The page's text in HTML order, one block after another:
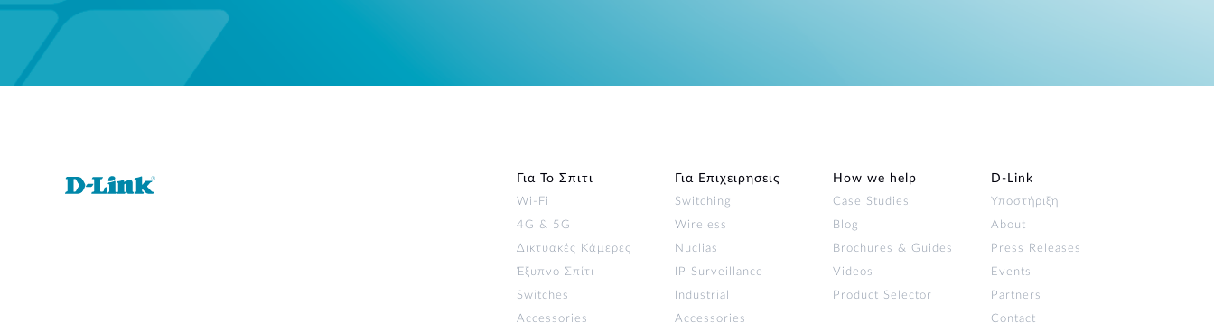
Για Το Σπιτι
Wi‑Fi
4G & 5G
Δικτυακές Κάμερες
Έξυπνο Σπίτι
Switches
Accessories
Για Επιχειρησεις
Switching
Wireless
Nuclias
IP Surveillance
Industrial
Accessories
How we help
Case Studies
Blog
Brochures & Guides
Videos
Product Selector
D‑Link
Υποστήριξη
About
Press Releases
Events
Partners
Contact